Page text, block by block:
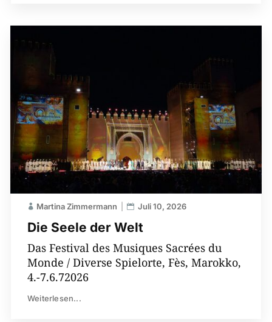
00:00
Die Seele der Welt
Martina Zimmermann Juli 10, 2026
Das Festival des Musiques Sacrées du
Monde / Diverse Spielorte, Fès, Marokko,
4.-7.6.72026
Weiterlesen...